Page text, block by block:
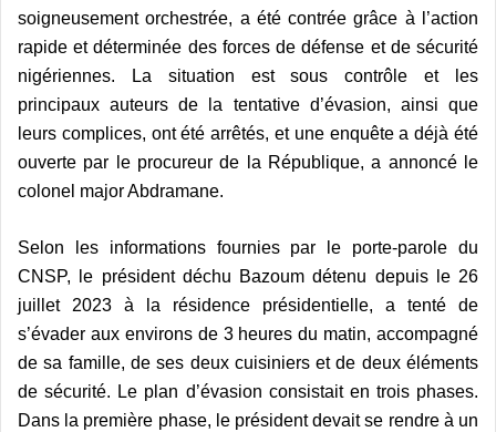
soigneusement orchestrée, a été contrée grâce à l’action
rapide et déterminée des forces de défense et de sécurité
nigériennes. La situation est sous contrôle et les
principaux auteurs de la tentative d’évasion, ainsi que
leurs complices, ont été arrêtés, et une enquête a déjà été
ouverte par le procureur de la République, a annoncé le
colonel major Abdramane.
Selon les informations fournies par le porte-parole du
CNSP, le président déchu Bazoum détenu depuis le 26
juillet 2023 à la résidence présidentielle, a tenté de
s’évader aux environs de 3 heures du matin, accompagné
de sa famille, de ses deux cuisiniers et de deux éléments
de sécurité. Le plan d’évasion consistait en trois phases.
Dans la première phase, le président devait se rendre à un